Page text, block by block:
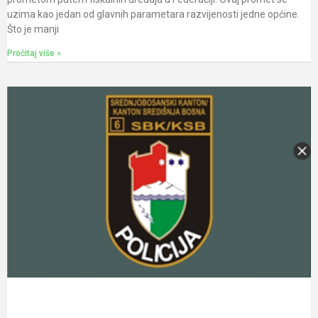
uzima kao jedan od glavnih parametara razvijenosti jedne općine.
Što je manji
Pročitaj više »